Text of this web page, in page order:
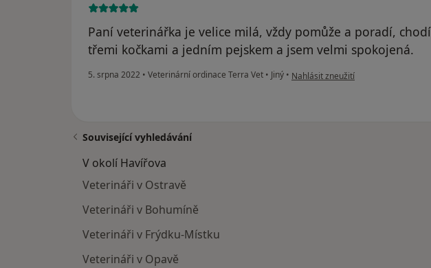
Paní veterinářka je velice milá, vždy pomůže a poradí,
třemi kočkami a jedním pejskem a jsem velmi spokojená.
5. srpna 2022 • Veterinární ordinace Terra Vet • Jiný • podle názoru uživatele Paní
Nahlásit zneužití
Související vyhledávání
V okolí Havířova
Veterináři v Ostravě
Veterináři v Bohumíně
Veterináři v Frýdku-Místku
Veterináři v Opavě